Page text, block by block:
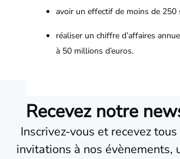
avoir un effectif de moins de 250
réaliser un chiffre d’affaires
à 50 millions d’euros.
Recevez notre
Inscrivez-vous et recevez
invitations à nos évènements,